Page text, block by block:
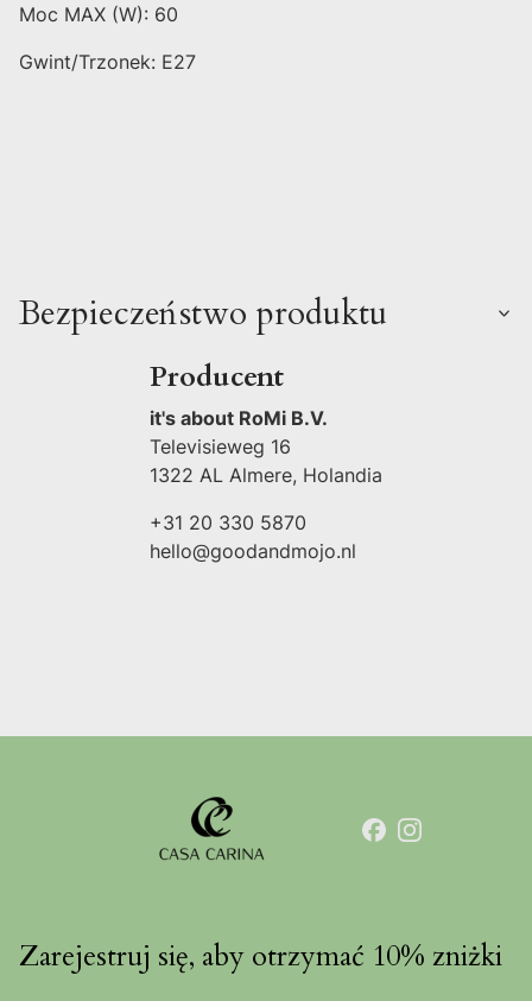
Moc MAX (W): 60
Gwint/Trzonek: E27
Bezpieczeństwo produktu
Producent
it's about RoMi B.V.
Televisieweg 16
1322 AL Almere, Holandia
+31 20 330 5870
hello@goodandmojo.nl
Zarejestruj się, aby otrzymać 10% zniżki